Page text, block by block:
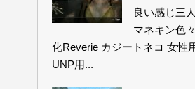
良い感じ三
マネキン色
化Reverie カジートネコ 女性
UNP用...